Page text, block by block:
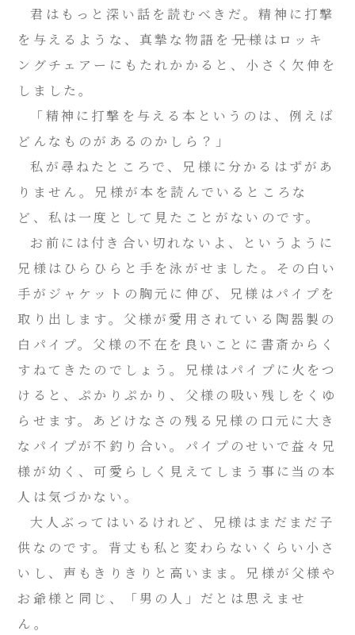
君はもっと深い話を読むべきだ。精神に打撃
を与えるような、真摯な物語を――兄様はロッキ
ングチェアーにもたれかかると、小さく欠伸を
しました。
「精神に打撃を与える本というのは、例えば
どんなものがあるのかしら？」
私が尋ねたところで、兄様に分かるはずがあ
りません。兄様が本を読んでいるところな
ど、私は一度として見たことがないのです。
お前には付き合い切れないよ、というように
兄様はひらひらと手を泳がせました。その白い
手がジャケットの胸元に伸び、兄様はパイプを
取り出します。父様が愛用されている陶器製の
白パイプ。父様の不在を良いことに書斎からく
すねてきたのでしょう。兄様はパイプに火をつ
けると、ぷかりぷかり、父様の吸い残しをくゆ
らせます。あどけなさの残る兄様の口元に大き
なパイプが不釣り合い。パイプのせいで益々兄
様が幼く、可愛らしく見えてしまう事に当の本
人は気づかない。
大人ぶってはいるけれど、兄様はまだまだ子
供なのです。背丈も私と変わらないくらい小さ
いし、声もきりきりと高いまま。兄様が父様や
お爺様と同じ、「男の人」だとは思えませ
ん。